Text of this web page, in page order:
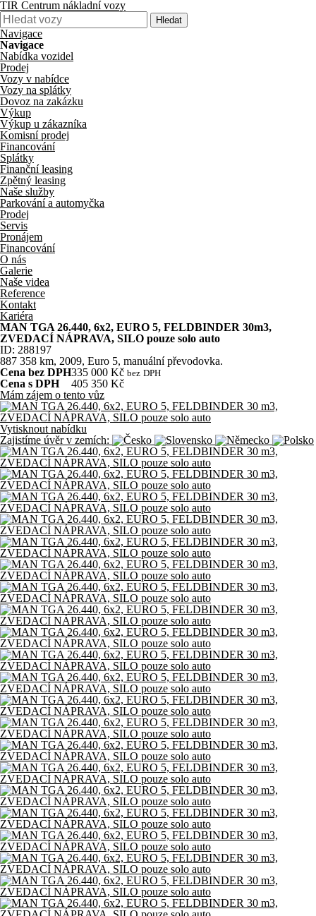
TIR Centrum nákladní vozy
Hledat
Navigace
Navigace
Nabídka vozidel
Prodej
Vozy v nabídce
Vozy na splátky
Dovoz na zakázku
Výkup
Výkup u zákazníka
Komisní prodej
Financování
Splátky
Finanční leasing
Zpětný leasing
Naše služby
Parkování a automyčka
Prodej
Servis
Pronájem
Financování
O nás
Galerie
Naše videa
Reference
Kontakt
Kariéra
MAN TGA 26.440, 6x2, EURO 5, FELDBINDER 30m3,
ZVEDACÍ NÁPRAVA, SILO pouze solo auto
ID: 288197
887 358 km, 2009, Euro 5, manuální převodovka.
Cena s DPH
405 350 Kč
Cena bez DPH335 000 Kč bez DPH
Mám zájem o tento vůz
Vytisknout nabídku
Zajistíme úvěr v zemích: